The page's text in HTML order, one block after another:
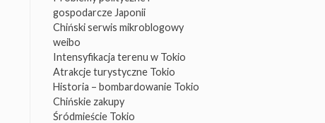
gospodarcze Japonii
Chiński serwis mikroblogowy
weibo
Intensyfikacja terenu w Tokio
Atrakcje turystyczne Tokio
Historia – bombardowanie Tokio
Chińskie zakupy
Śródmieście Tokio